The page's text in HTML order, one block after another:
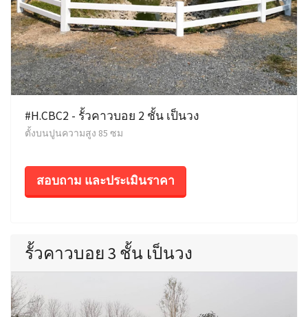
#H.CBC2 - รั้วคาวบอย 2 ชั้น เป็นวง
ตั้งบนปูนความสูง 85 ซม
สอบถาม และประเมินราคา
รั้วคาวบอย 3 ชั้น เป็นวง